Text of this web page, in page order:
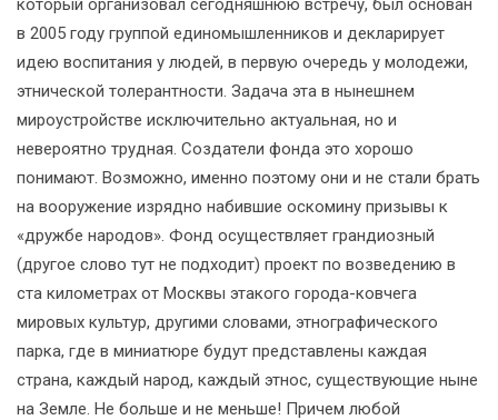
который организовал сегодняшнюю встречу, был основан
в 2005 году группой единомышленников и декларирует
идею воспитания у людей, в первую очередь у молодежи,
этнической толерантности. Задача эта в нынешнем
мироустройстве исключительно актуальная, но и
невероятно трудная. Создатели фонда это хорошо
понимают. Возможно, именно поэтому они и не стали брать
на вооружение изрядно набившие оскомину призывы к
«дружбе народов». Фонд осуществляет грандиозный
(другое слово тут не подходит) проект по возведению в
ста километрах от Москвы этакого города-ковчега
мировых культур, другими словами, этнографического
парка, где в миниатюре будут представлены каждая
страна, каждый народ, каждый этнос, существующие ныне
на Земле. Не больше и не меньше! Причем любой